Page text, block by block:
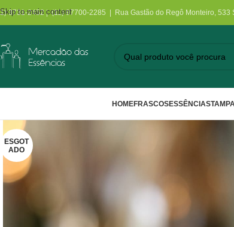
Skip to main content
3731-2452 | (11) 97700-2285 | Rua Gastão do Regô Monteiro, 533
HOMEFRASCOSESSÊNCIAS
ESGOT
ADO